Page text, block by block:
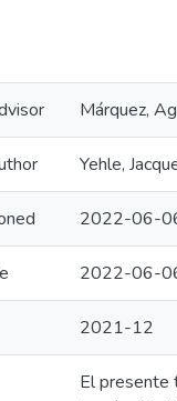
Márquez,
Yehle,
2022-06-
2022-06-
2021-12
El presente